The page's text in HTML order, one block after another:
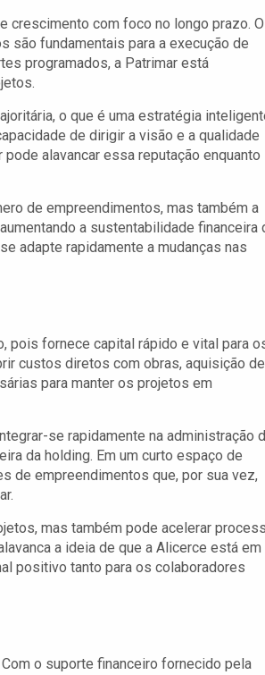
crescimento com foco no longo prazo. O
são fundamentais para a execução de
programados, a Patrimar está
o que é uma estratégia
de dirigir a visão e a qualidade
alavancar essa reputação enquanto
de empreendimentos, mas também a
a sustentabilidade financeira
adapte rapidamente a mudanças nas
pois fornece capital rápido e vital para
custos diretos com obras, aquisição de
para manter os projetos em
se rapidamente na administração
da holding. Em um curto espaço de
de empreendimentos que, por sua vez,
mas também pode acelerar
a ideia de que a Alicerce está em
positivo tanto para os colaboradores
o suporte financeiro fornecido pela